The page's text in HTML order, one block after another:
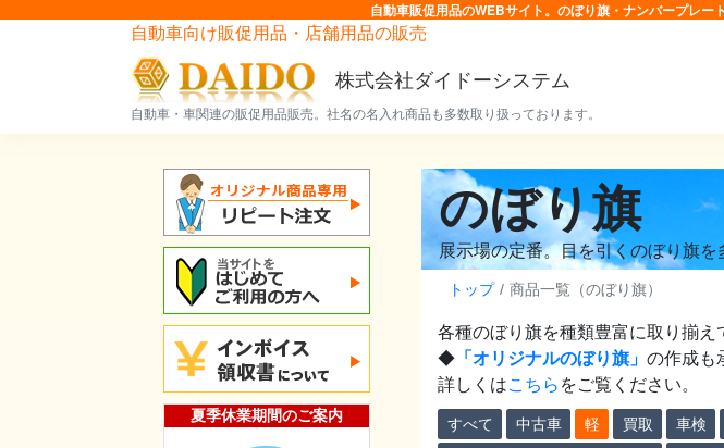
自動車販促用品のWEBサイト。のぼり旗・ナンバープレー
自動車向け販促用品・店舗用品の販売
株式会社ダイドーシステム
自動車・車関連の販促用品販売。社名の名入れ商品も多数取り扱っております。
夏季休業期間のご案内
のぼり旗
展示場の定番。目を引くのぼり旗を
トップ 商品一覧（のぼり旗）
各種のぼり旗を種類豊富に取り揃え
◆ 「オリジナルのぼり旗」 の作成も
詳しくはこちら をご覧ください。
すべて 中古車 軽 買取 車検